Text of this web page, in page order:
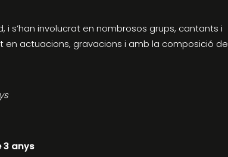
i s’han involucrat en nombrosos grups, cantants i
en actuacions, gravacions i amb la composició de
anys